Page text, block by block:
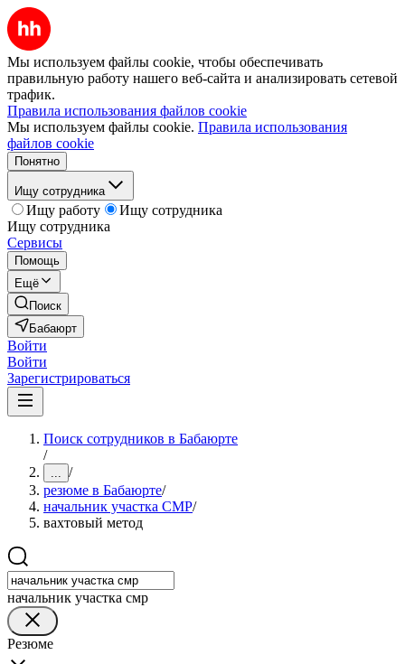
Мы используем файлы cookie, чтобы обеспечивать
правильную работу нашего веб-сайта и анализировать сетевой
трафик.
Правила использования файлов cookie
Мы используем файлы cookie. Правила использования
файлов cookie
Понятно
Ищу сотрудника
Ищу работу
Ищу сотрудника
Ищу сотрудника
Сервисы
Помощь
Ещё
Поиск
Бабаюрт
Войти
Войти
Зарегистрироваться
Поиск сотрудников в Бабаюрте
/
... /
резюме в Бабаюрте/
начальник участка СМР/
вахтовый метод
начальник участка смр
Резюме